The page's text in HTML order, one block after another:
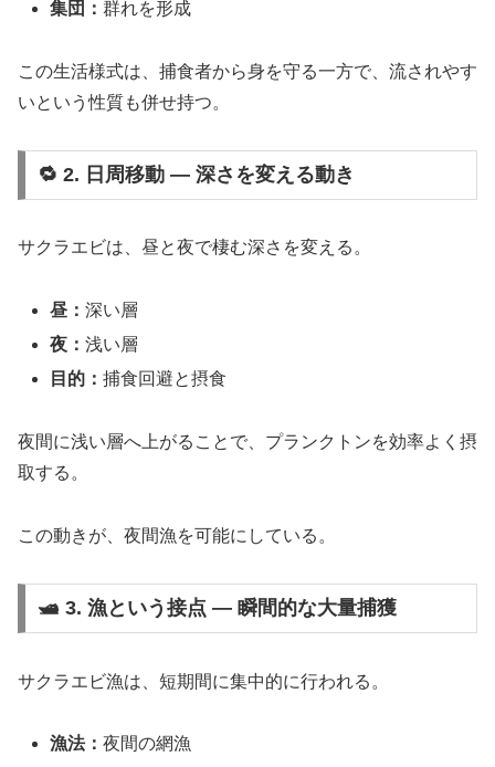
集団：群れを形成
この生活様式は、捕食者から身を守る一方で、流されやす
いという性質も併せ持つ。
🔁 2. 日周移動 ― 深さを変える動き
サクラエビは、昼と夜で棲む深さを変える。
昼：深い層
夜：浅い層
目的：捕食回避と摂食
夜間に浅い層へ上がることで、プランクトンを効率よく摂
取する。
この動きが、夜間漁を可能にしている。
🛥 3. 漁という接点 ― 瞬間的な大量捕獲
サクラエビ漁は、短期間に集中的に行われる。
漁法：夜間の網漁